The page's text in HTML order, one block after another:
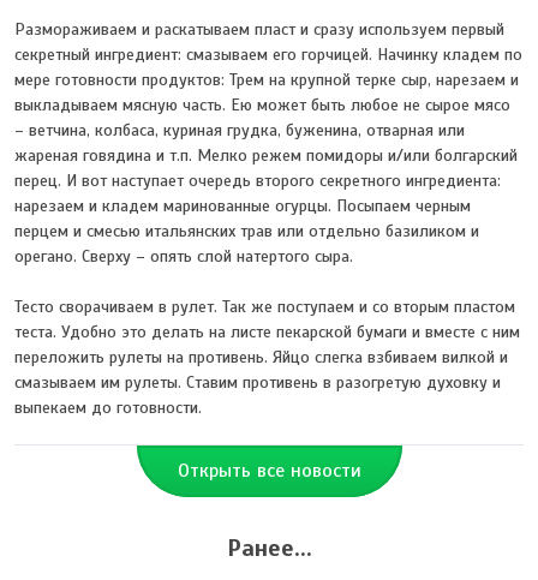
Размораживаем и раскатываем пласт и сразу используем первый
секретный ингредиент: смазываем его горчицей. Начинку кладем по
мере готовности продуктов: Трем на крупной терке сыр, нарезаем и
выкладываем мясную часть. Ею может быть любое не сырое мясо
– ветчина, колбаса, куриная грудка, буженина, отварная или
жареная говядина и т.п. Мелко режем помидоры и/или болгарский
перец. И вот наступает очередь второго секретного ингредиента:
нарезаем и кладем маринованные огурцы. Посыпаем черным
перцем и смесью итальянских трав или отдельно базиликом и
орегано. Сверху – опять слой натертого сыра.
Тесто сворачиваем в рулет. Так же поступаем и со вторым пластом
теста. Удобно это делать на листе пекарской бумаги и вместе с ним
переложить рулеты на противень. Яйцо слегка взбиваем вилкой и
смазываем им рулеты. Ставим противень в разогретую духовку и
выпекаем до готовности.
Открыть все новости
Ранее...